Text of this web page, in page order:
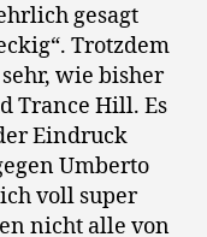
gesagt
Trotzdem
wie bisher
Trance Hill. Es
Eindruck
Umberto
voll super
nicht alle von